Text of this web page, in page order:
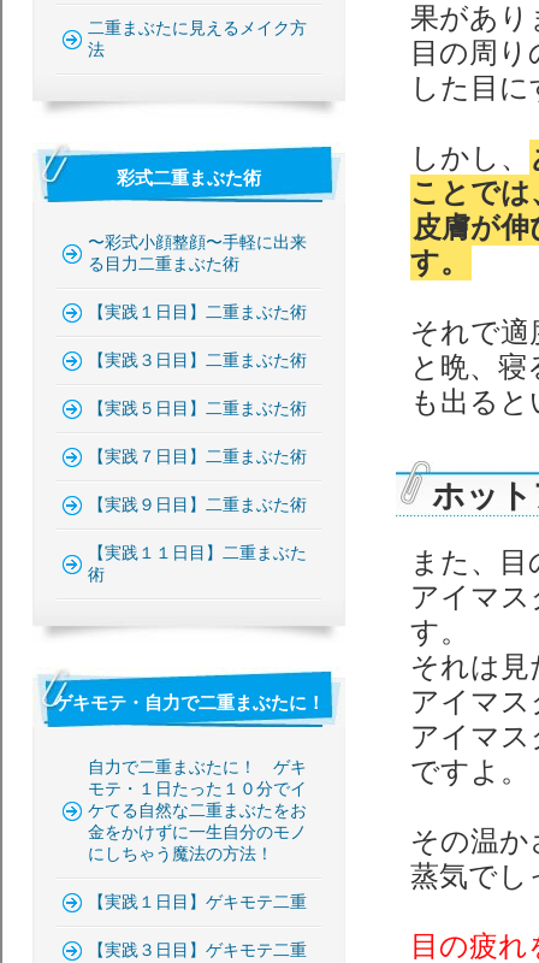
果があり
目の周
した目
しかし、
ことで
皮膚が
す。
それで
と晩、
も出る
ホッ
また、
アイマ
す。
それは
アイマ
アイマ
ですよ。
その温か
蒸気でし
目の疲
二重まぶたに見えるメイク方
法
彩式二重まぶた術
〜彩式小顔整顔〜手軽に出来
る目力二重まぶた術
【実践１日目】二重まぶた術
【実践３日目】二重まぶた術
【実践５日目】二重まぶた術
【実践７日目】二重まぶた術
【実践９日目】二重まぶた術
【実践１１日目】二重まぶた
術
ゲキモテ・自力で二重まぶたに！
自力で二重まぶたに！ ゲキ
モテ・１日たった１０分でイ
ケてる自然な二重まぶたをお
金をかけずに一生自分のモノ
にしちゃう魔法の方法！
【実践１日目】ゲキモテ二重
【実践３日目】ゲキモテ二重